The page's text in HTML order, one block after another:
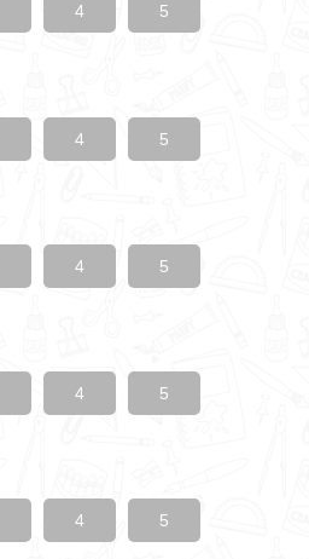
4 5
4 5
4 5
4 5
4 5